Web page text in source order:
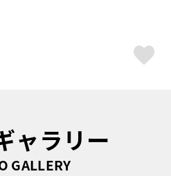
ャラリー
GALLERY